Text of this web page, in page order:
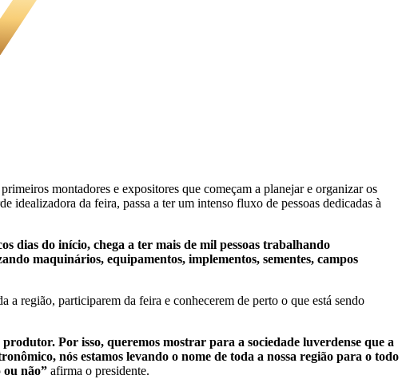
montadores e expositores que começam a planejar e organizar os
idealizadora da feira, passa a ter um intenso fluxo de pessoas dedicadas à
dias do início, chega a ter mais de mil pessoas trabalhando
maquinários, equipamentos, implementos, sementes, campos
a região, participarem da feira e conhecerem de perto o que está sendo
Por isso, queremos mostrar para a sociedade luverdense que a
nós estamos levando o nome de toda a nossa região para o todo
ou não” afirma o presidente.